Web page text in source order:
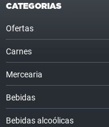
CATEGORIAS
Ofertas
Carnes
Mercearia
Bebidas
Bebidas alcoólicas